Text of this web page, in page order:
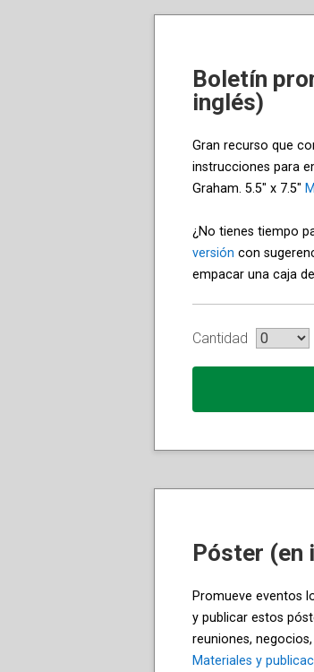
Boletín
inglés)
Gran recurso que
instrucciones para
Graham. 5.5" x 7.5"
¿No tienes tiempo
versión con
empacar una caja
Cantidad
Póster (en
Promueve eventos
y publicar estos
reuniones,
Materiales y